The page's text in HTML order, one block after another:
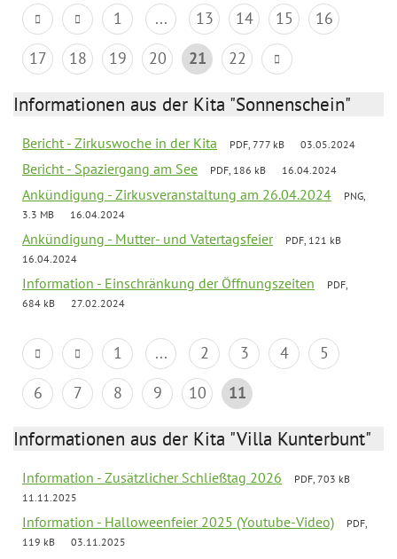
1 ... 13 14 15
16
17
18 19 20 21 22
Informationen aus der Kita "Sonnenschein"
Bericht - Zirkuswoche in der Kita PDF, 777 kB 03.05.2024
Bericht - Spaziergang am See PDF, 186 kB 16.04.2024
Ankündigung - Zirkusveranstaltung am 26.04.2024
PNG,
3.3 MB
16.04.2024
Ankündigung - Mutter- und Vatertagsfeier
PDF, 121 kB
16.04.2024
Information - Einschränkung der Öffnungszeiten
PDF,
684 kB
27.02.2024
1 ... 2 3 4
5
6
7 8 9 10 11
Informationen aus der Kita "Villa Kunterbunt"
Information - Zusätzlicher Schließtag 2026
PDF, 703 kB
11.11.2025
Information - Halloweenfeier 2025 (Youtube-Video)
PDF,
119 kB
03.11.2025